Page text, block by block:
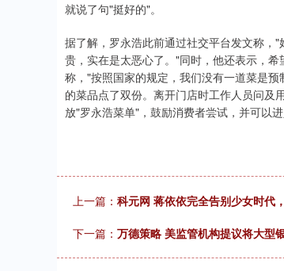
就说了句"挺好的"。
据了解，罗永浩此前通过社交平台发文称，
贵，实在是太恶心了。"同时，他还表示，
称，"按照国家的规定，我们没有一道菜是
的菜品点了双份。离开门店时工作人员问及
放"罗永浩菜单"，鼓励消费者尝试，并可以
上一篇： 科元网 蒋依依完全告别少女时代
下一篇： 万德策略 美监管机构提议将大型